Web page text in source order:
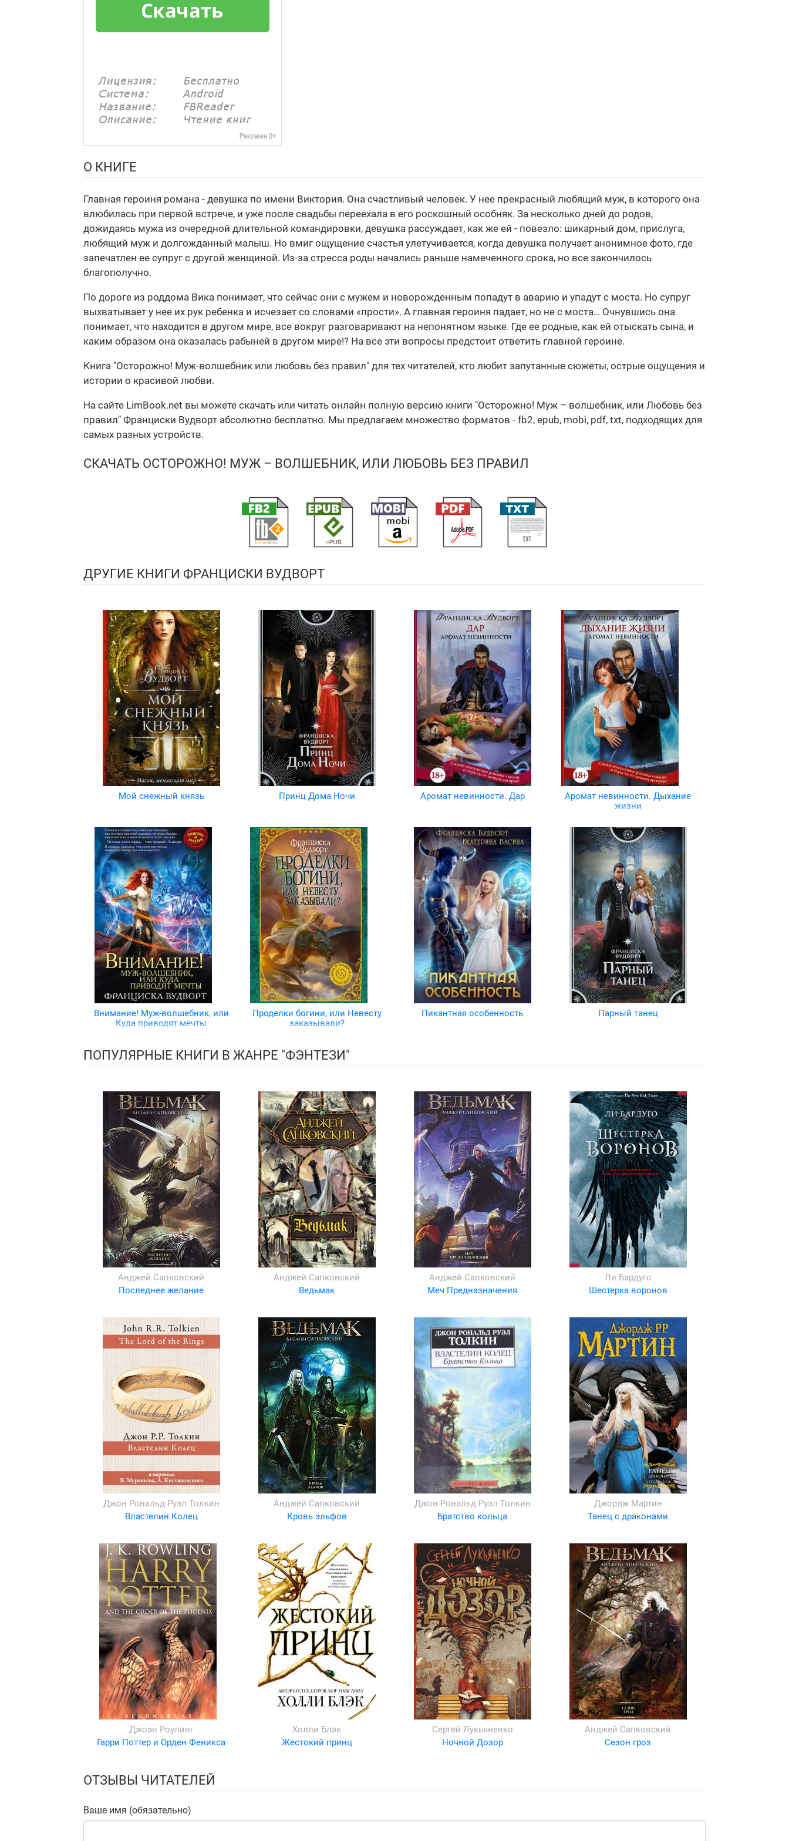
О КНИГЕ
Главная героиня романа - девушка по имени Виктория. Она счастливый человек. У нее прекрасный любящий муж, в которого она
влюбилась при первой встрече, и уже после свадьбы переехала в его роскошный особняк. За несколько дней до родов,
дожидаясь мужа из очередной длительной командировки, девушка рассуждает, как же ей - повезло: шикарный дом, прислуга,
любящий муж и долгожданный малыш. Но вмиг ощущение счастья улетучивается, когда девушка получает анонимное фото, где
запечатлен ее супруг с другой женщиной. Из-за стресса роды начались раньше намеченного срока, но все закончилось
благополучно.
По дороге из роддома Вика понимает, что сейчас они с мужем и новорожденным попадут в аварию и упадут с моста. Но супруг
выхватывает у нее их рук ребенка и исчезает со словами «прости». А главная героиня падает, но не с моста… Очнувшись она
понимает, что находится в другом мире, все вокруг разговаривают на непонятном языке. Где ее родные, как ей отыскать сына, и
каким образом она оказалась рабыней в другом мире!? На все эти вопросы предстоит ответить главной героине.
Книга "Осторожно! Муж-волшебник или любовь без правил" для тех читателей, кто любит запутанные сюжеты, острые ощущения и
истории о красивой любви.
На сайте LimBook.net вы можете скачать или читать онлайн полную версию книги "Осторожно! Муж – волшебник, или Любовь без
правил" Франциски Вудворт абсолютно бесплатно. Мы предлагаем множество форматов - fb2, epub, mobi, pdf, txt, подходящих для
самых разных устройств.
СКАЧАТЬ ОСТОРОЖНО! МУЖ – ВОЛШЕБНИК, ИЛИ ЛЮБОВЬ БЕЗ ПРАВИЛ
ДРУГИЕ КНИГИ ФРАНЦИСКИ ВУДВОРТ
Мой снежный князь Принц Дома Ночи Аромат невинности. Дар
Аромат невинности. Дыхание
жизни
Внимание! Муж-волшебник, или
Куда приводят мечты
Проделки богини, или Невесту
заказывали?
Пикантная особенность Парный танец
ПОПУЛЯРНЫЕ КНИГИ В ЖАНРЕ "ФЭНТЕЗИ"
Анджей Сапковский
Последнее желание
Анджей Сапковский
Ведьмак
Анджей Сапковский
Меч Предназначения
Ли Бардуго
Шестерка воронов
Джон Рональд Руэл Толкин
Властелин Колец
Анджей Сапковский
Кровь эльфов
Джон Рональд Руэл Толкин
Братство кольца
Джордж Мартин
Танец с драконами
Джоан Роулинг
Гарри Поттер и Орден Феникса
Холли Блэк
Жестокий принц
Сергей Лукьяненко
Ночной Дозор
Анджей Сапковский
Сезон гроз
ОТЗЫВЫ ЧИТАТЕЛЕЙ
Ваше имя (обязательно)